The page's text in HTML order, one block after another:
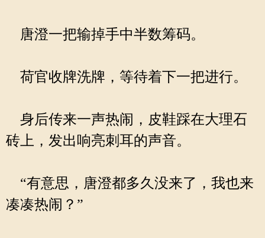
唐澄一把输掉手中半数筹码。
荷官收牌洗牌，等待着下一把进行。
身后传来一声热闹，皮鞋踩在大理石
砖上，发出响亮刺耳的声音。
“有意思，唐澄都多久没来了，我也来
凑凑热闹？”